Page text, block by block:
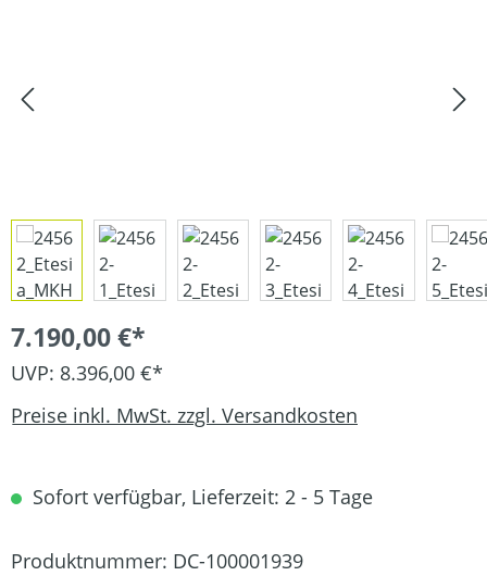
7.190,00 €*
UVP: 8.396,00 €*
Preise inkl. MwSt. zzgl. Versandkosten
Sofort verfügbar, Lieferzeit: 2 - 5 Tage
Produktnummer: DC-100001939